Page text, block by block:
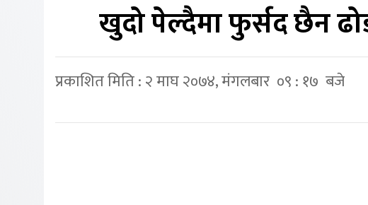
खुदो पेल्दैमा फुर्सद छैन
प्रकाशित मिति : २ माघ २०७४, मंगलबार ०९ : १७ बजे